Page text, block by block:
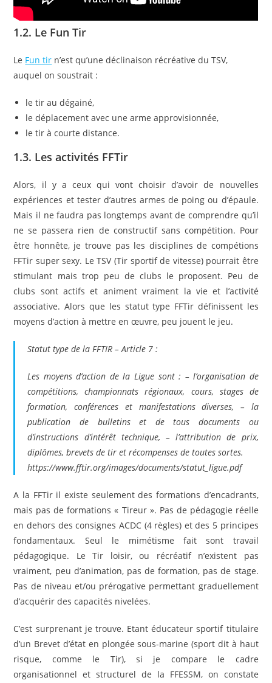
1.2. Le Fun Tir
Le Fun tir n’est qu’une déclinaison récréative du TSV,
auquel on soustrait :
le tir au dégainé,
le déplacement avec une arme approvisionnée,
le tir à courte distance.
1.3. Les activités FFTir
Alors, il y a ceux qui vont choisir d’avoir de nouvelles
expériences et tester d’autres armes de poing ou d’épaule.
Mais il ne faudra pas longtemps avant de comprendre qu’il
ne se passera rien de constructif sans compétition. Pour
être honnête, je trouve pas les disciplines de compétions
FFTir super sexy. Le TSV (Tir sportif de vitesse) pourrait être
stimulant mais trop peu de clubs le proposent. Peu de
clubs sont actifs et animent vraiment la vie et l’activité
associative. Alors que les statut type FFTir définissent les
moyens d’action à mettre en œuvre, peu jouent le jeu.
Statut type de la FFTIR – Article 7 :
Les moyens d’action de la Ligue sont : – l’organisation de
compétitions, championnats régionaux, cours, stages de
formation, conférences et manifestations diverses, – la
publication de bulletins et de tous documents ou
d’instructions d’intérêt technique, – l’attribution de prix,
diplômes, brevets de tir et récompenses de toutes sortes.
https://www.fftir.org/images/documents/statut_ligue.pdf
A la FFTir il existe seulement des formations d’encadrants,
mais pas de formations « Tireur ». Pas de pédagogie réelle
en dehors des consignes ACDC (4 règles) et des 5 principes
fondamentaux. Seul le mimétisme fait sont travail
pédagogique. Le Tir loisir, ou récréatif n’existent pas
vraiment, peu d’animation, pas de formation, pas de stage.
Pas de niveau et/ou prérogative permettant graduellement
d’acquérir des capacités nivelées.
C’est surprenant je trouve. Etant éducateur sportif titulaire
d’un Brevet d’état en plongée sous-marine (sport dit à haut
risque, comme le Tir), si je compare le cadre
organisationnel et structurel de la FFESSM, on constate